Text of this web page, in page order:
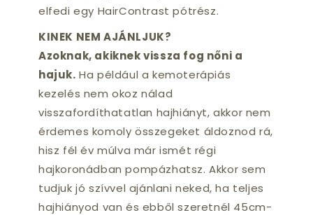
elfedi egy HairContrast pótrész.
KINEK NEM AJÁNLJUK?
Azoknak, akiknek vissza fog nőni a
hajuk. Ha például a kemoterápiás
kezelés nem okoz nálad
visszafordíthatatlan hajhiányt, akkor nem
érdemes komoly összegeket áldoznod rá,
hisz fél év múlva már ismét régi
hajkoronádban pompázhatsz. Akkor sem
tudjuk jó szívvel ajánlani neked, ha teljes
hajhiányod van és ebből szeretnél 45cm-